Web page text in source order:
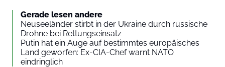
Gerade lesen andere
Neuseeländer stirbt in der Ukraine durch russische
Drohne bei Rettungseinsatz
Putin hat ein Auge auf bestimmtes europäisches
Land geworfen: Ex-CIA-Chef warnt NATO
eindringlich